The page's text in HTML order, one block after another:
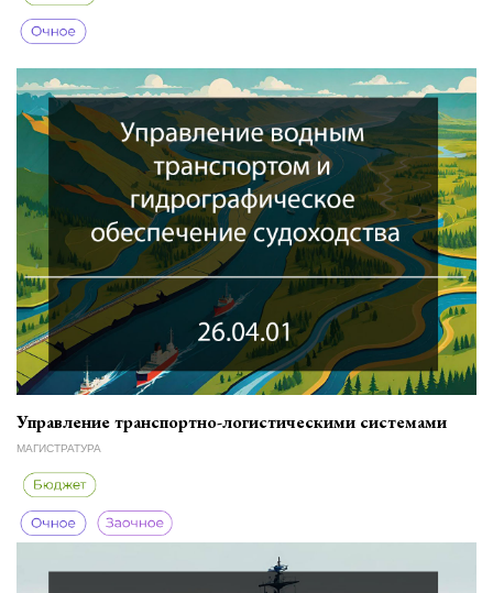
Управление транспортно-логистическими системами
МАГИСТРАТУРА